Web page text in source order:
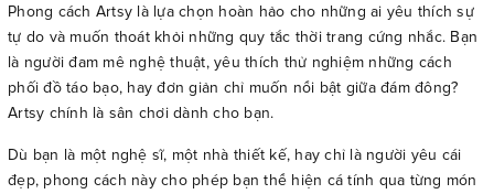
Phong cách Artsy là lựa chọn hoàn hảo cho những ai yêu thích sự
tự do và muốn thoát khỏi những quy tắc thời trang cứng nhắc. Bạn
là người đam mê nghệ thuật, yêu thích thử nghiệm những cách
phối đồ táo bạo, hay đơn giản chỉ muốn nổi bật giữa đám đông?
Artsy chính là sân chơi dành cho bạn.
Dù bạn là một nghệ sĩ, một nhà thiết kế, hay chỉ là người yêu cái
đẹp, phong cách này cho phép bạn thể hiện cá tính qua từng món